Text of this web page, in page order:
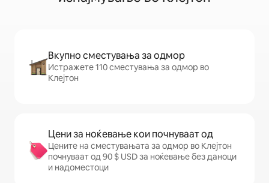
Вкупно сместувања за одмор
Истражете 110 сместувања за одмор во
Клејтон
Цени за ноќевање кои почнуваат од
Цените на сместувањата за одмор во Клејтон
почнуваат од 90 $ USD за ноќевање без даноци
и надоместоци